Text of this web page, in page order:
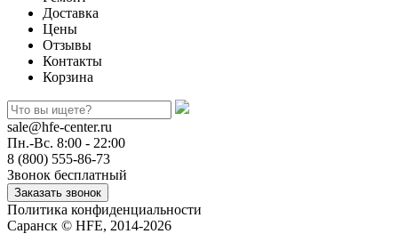
Доставка
Цены
Отзывы
Контакты
Корзина
sale@hfe-center.ru
Пн.-Вс. 8:00 - 22:00
8 (800) 555-86-73
Звонок бесплатный
Политика конфиденциальности
Саранск © HFE, 2014-2026